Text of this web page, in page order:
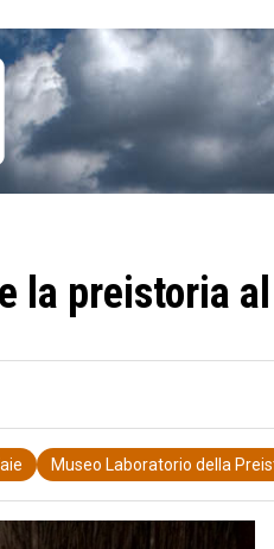
la preistoria
Museo Laboratorio della